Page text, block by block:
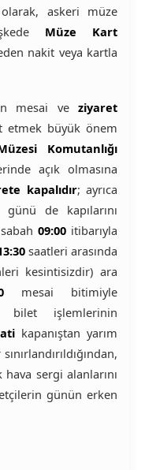
askeri müze
Müze Kart
nakit veya kartla
mesai ve ziyaret
etmek büyük önem
Komutanlığı
açık olmasına
kapalıdır; ayrıca
de kapılarını
09:00 itibarıyla
saatleri arasında
kesintisizdir) ara
mesai bitimiyle
bilet işlemlerinin
kapanıştan yarım
sergi alanlarını
günün erken